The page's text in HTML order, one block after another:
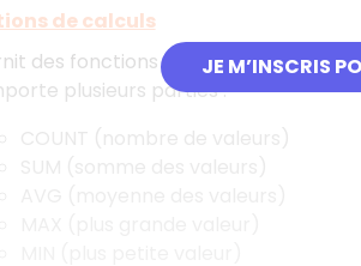
JE M’INSCRIS
de calculs
des fonctions de calcul opérant
plusieurs parties :